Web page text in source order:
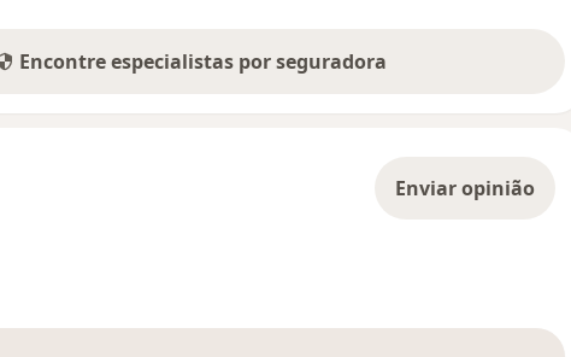
Encontre especialistas por seguradora
Enviar opinião